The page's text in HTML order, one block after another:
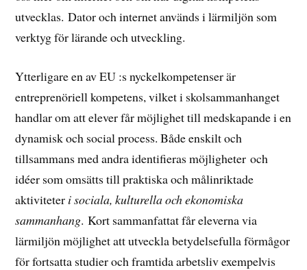
utvecklas. Dator och internet används i lärmiljön som
verktyg för lärande och utveckling.
Ytterligare en av EU :s nyckelkompetenser är
entreprenöriell kompetens, vilket i skolsammanhanget
handlar om att elever får möjlighet till medskapande i en
dynamisk och social process. Både enskilt och
tillsammans med andra identifieras möjligheter och
idéer som omsätts till praktiska och målinriktade
aktiviteter i sociala, kulturella och ekonomiska
sammanhang.Kort sammanfattat får eleverna via
lärmiljön möjlighet att utveckla betydelsefulla förmågor
för fortsatta studier och framtida arbetsliv exempelvis